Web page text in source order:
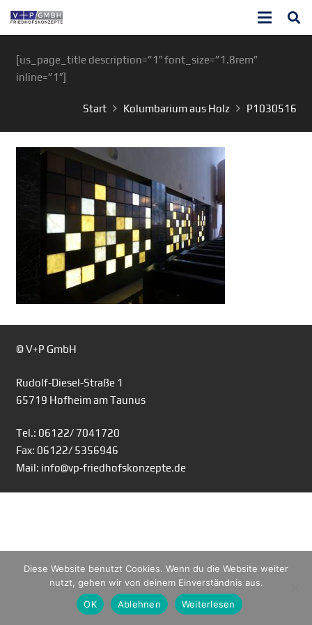
[us_page_title description=”1″ font_size=”1.8rem”
inline=”1″]
Start Kolumbarium aus Holz P1030516
© V+P GmbH
Rudolf-Diesel-Straße 1
65719 Hofheim am Taunus
Tel.: 06122/ 7041720
Fax: 06122/ 5356946
Mail: info@vp-friedhofskonzepte.de
Diese Website benutzt Cookies. Wenn du die Website weiter
nutzt, gehen wir von deinem Einverständnis aus.
OK
Ablehnen Weiterlesen